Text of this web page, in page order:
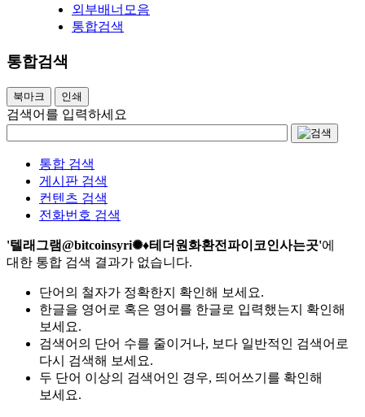
외부배너모음
통합검색
통합검색
북마크 인쇄
검색어를 입력하세요
통합 검색
게시판 검색
컨텐츠 검색
전화번호 검색
'텔래그램@bitcoinsyri✺♦테더원화환전파이코인사는곳'에
대한 통합 검색 결과가 없습니다.
단어의 철자가 정확한지 확인해 보세요.
한글을 영어로 혹은 영어를 한글로 입력했는지 확인해
보세요.
검색어의 단어 수를 줄이거나, 보다 일반적인 검색어로
다시 검색해 보세요.
두 단어 이상의 검색어인 경우, 띄어쓰기를 확인해
보세요.